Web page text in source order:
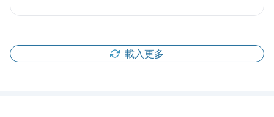
載入更多